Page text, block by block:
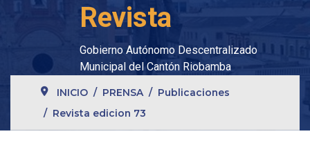
Revista
Gobierno Autónomo Descentralizado
Municipal del Cantón Riobamba
INICIO PRENSA
Publicaciones
Revista edicion 73